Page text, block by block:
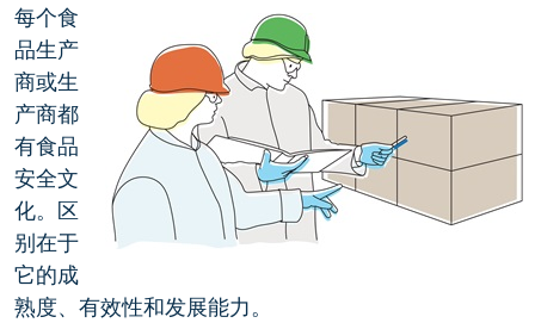
每个食
品生产
商或生
产商都
有食品
安全文
化。区
别在于
它的成
熟度、有效性和发展能力。